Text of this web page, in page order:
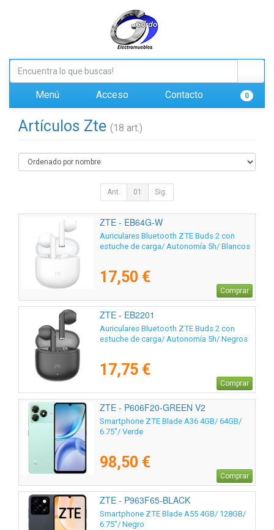
Menú Acceso Contacto 0
Artículos Zte (18 art.)
Ant. 01 Sig.
ZTE - EB64G-W
Auriculares Bluetooth ZTE Buds 2 con
estuche de carga/ Autonomía 5h/ Blancos
17,50 €
Comprar
ZTE - EB2201
Auriculares Bluetooth ZTE Buds 2 con
estuche de carga/ Autonomía 5h/ Negros
17,75 €
Comprar
ZTE - P606F20-GREEN V2
Smartphone ZTE Blade A36 4GB/ 64GB/
6.75"/ Verde
98,50 €
Comprar
ZTE - P963F65-BLACK
Smartphone ZTE Blade A55 4GB/ 128GB/
6.75"/ Negro